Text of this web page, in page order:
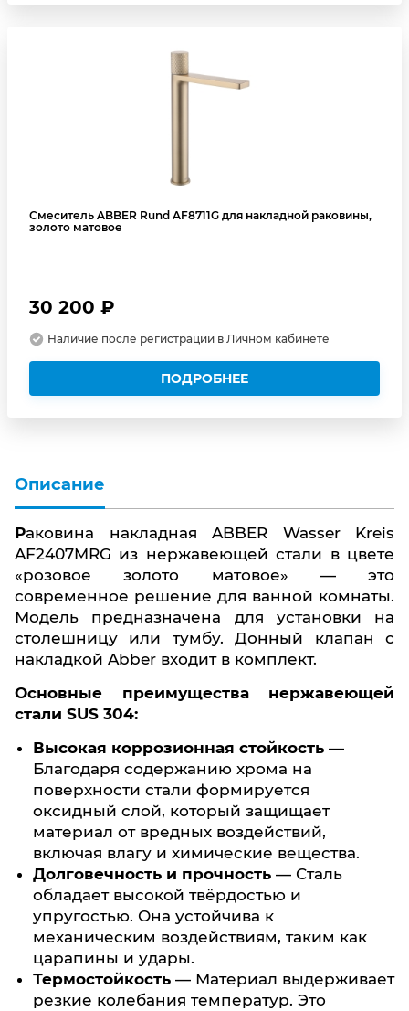
Смеситель ABBER Rund AF8711G для накладной раковины,
золото матовое
30 200 ₽
Наличие после регистрации в Личном кабинете
ПОДРОБНЕЕ
Описание
Раковина накладная ABBER Wasser Kreis
AF2407MRG из нержавеющей стали в цвете
«розовое золото матовое» — это
современное решение для ванной комнаты.
Модель предназначена для установки на
столешницу или тумбу. Донный клапан с
накладкой Abber входит в комплект.
Основные преимущества нержавеющей
стали SUS 304:
Высокая коррозионная стойкость —
Благодаря содержанию хрома на
поверхности стали формируется
оксидный слой, который защищает
материал от вредных воздействий,
включая влагу и химические вещества.
Долговечность и прочность — Сталь
обладает высокой твёрдостью и
упругостью. Она устойчива к
механическим воздействиям, таким как
царапины и удары.
Термостойкость — Материал выдерживает
резкие колебания температур. Это